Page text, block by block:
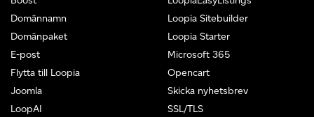
Domännamn
Domänpaket
E-post
Flytta till Loopia
Joomla
LoopAI
Loopia Sitebuilder
Loopia Starter
Microsoft 365
Opencart
Skicka nyhetsbrev
SSL/TLS